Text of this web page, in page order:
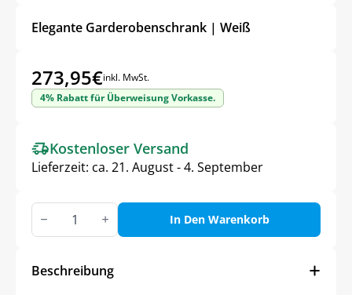
Elegante Garderobenschrank | Weiß
273,95€inkl. MwSt.
4% Rabatt für Überweisung Vorkasse.
Kostenloser Versand
Lieferzeit: ca. 21. August - 4. September
Elegante
Garderobenschrank
|
In Den Warenkorb
Beschreibung